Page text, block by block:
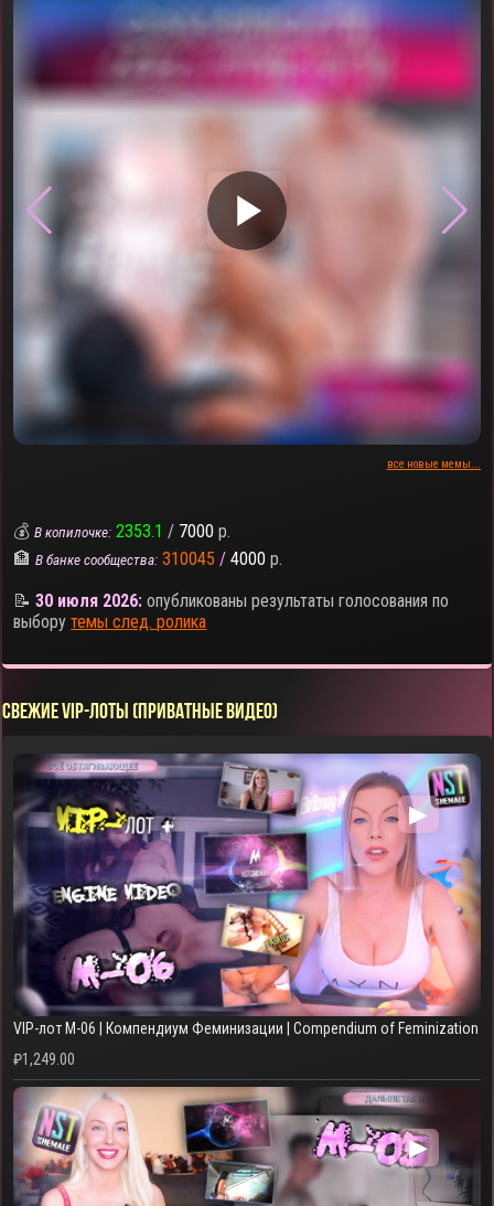
▶
все новые мемы...
💰В копилочке: 2353.1 / 7000 р.
🏦В банке сообщества: 310045 / 4000 р.
📝30 июля 2026: опубликованы результаты голосования по
выборутемы след. ролика
СВЕЖИЕ VIP-ЛОТЫ (ПРИВАТНЫЕ ВИДЕО)
▶
VIP-лот M-06 | Компендиум Феминизации | Compendium of Feminization
₽1,249.00
▶